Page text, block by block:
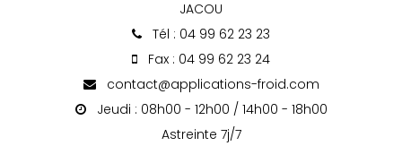
JACOU
Tél : 04 99 62 23 23
Fax : 04 99 62 23 24
contact@applications-froid.com
Jeudi : 08h00 - 12h00 / 14h00 - 18h00
Astreinte 7j/7